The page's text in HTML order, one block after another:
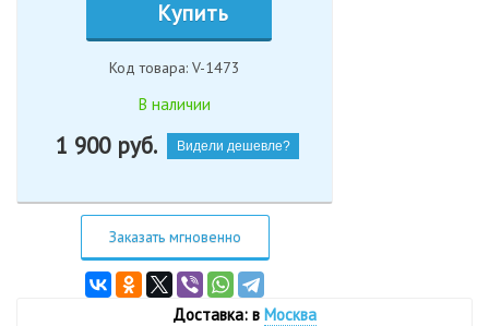
Купить
Код товара: V-1473
В наличии
1 900 руб. Видели дешевле?
Заказать мгновенно
Доставка: в Москва